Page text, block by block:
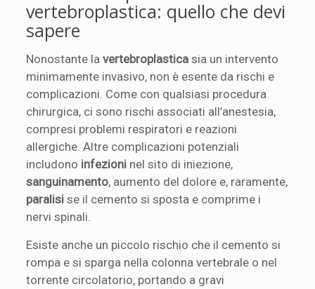
vertebroplastica: quello che devi
sapere
Nonostante lavertebroplastica sia un intervento
minimamente invasivo, non è esente da rischi e
complicazioni. Come con qualsiasi procedura
chirurgica, ci sono rischi associati all’anestesia,
compresi problemi respiratori e reazioni
allergiche. Altre complicazioni potenziali
includono infezioni nel sito di iniezione,
sanguinamento, aumento del dolore e, raramente,
paralisi se il cemento si sposta e comprime i
nervi spinali.
Esiste anche un piccolo rischio che il cemento si
rompa e si sparga nella colonna vertebrale o nel
torrente circolatorio, portando a gravi